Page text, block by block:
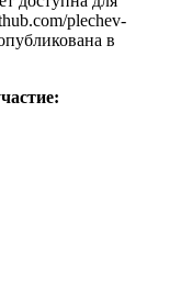
plechev-
в